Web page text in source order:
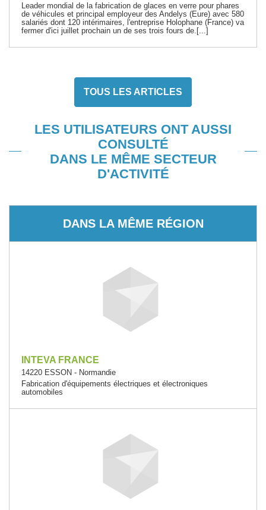
Leader mondial de la fabrication de glaces en verre pour phares
de véhicules et principal employeur des Andelys (Eure) avec 580
salariés dont 120 intérimaires, l'entreprise Holophane (France) va
fermer d'ici juillet prochain un de ses trois fours de.[...]
TOUS LES ARTICLES
LES UTILISATEURS ONT AUSSI
CONSULTÉ
DANS LE MÊME SECTEUR
D'ACTIVITÉ
DANS LA MÊME RÉGION
INTEVA FRANCE
14220 ESSON - Normandie
Fabrication d'équipements électriques et électroniques
automobiles